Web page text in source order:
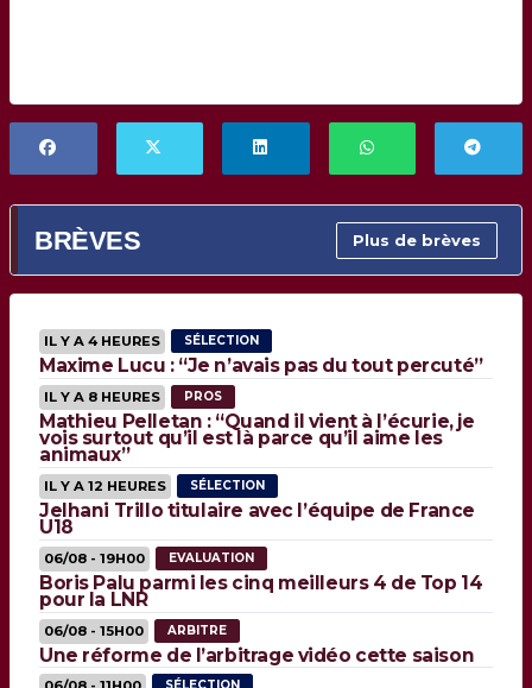
BRÈVES Plus de brèves
IL Y A 4 HEURES SÉLECTION
Maxime Lucu : “Je n’avais pas du tout percuté”
IL Y A 8 HEURES PROS
Mathieu Pelletan : “Quand il vient à l’écurie, je
vois surtout qu’il est là parce qu’il aime les
animaux”
IL Y A 12 HEURES SÉLECTION
Jelhani Trillo titulaire avec l’équipe de France
U18
06/08 - 19H00 EVALUATION
Boris Palu parmi les cinq meilleurs 4 de Top 14
pour la LNR
06/08 - 15H00 ARBITRE
Une réforme de l’arbitrage vidéo cette saison